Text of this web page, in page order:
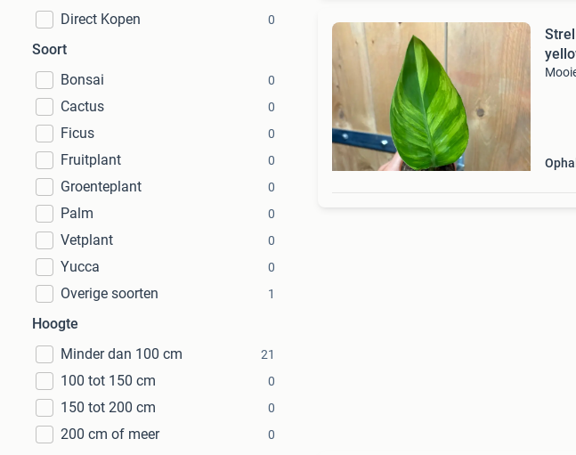
Direct Kopen
0
Soort
Bonsai
0
Cactus 0
Ficus 0
Fruitplant 0
Groenteplant 0
Palm 0
Vetplant 0
Yucca 0
Overige soorten 1
Hoogte
Minder dan 100 cm
21
100 tot 150 cm 0
150 tot 200 cm 0
200 cm of meer 0